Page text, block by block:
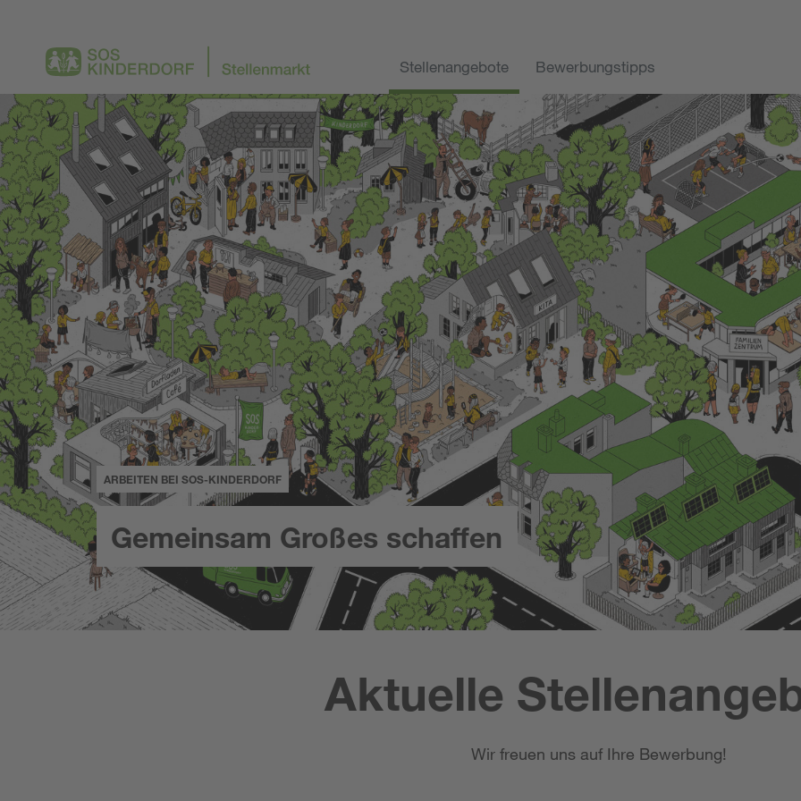
Stellenangebote Bewerbungstipps
ARBEITEN BEI SOS-KINDERDORF
Gemeinsam Großes schaffen
Aktuelle
Wir freuen uns auf Ihre Bewerbung!